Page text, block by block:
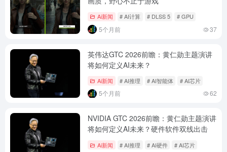
Ai新闻 # AI计算 # DLSS 5 # GPU
5个月前 37
英伟达GTC 2026前瞻：黄仁勋主题演讲
将如何定义AI未来？
Ai新闻 # AI推理 # AI智能体 # AI芯片
5个月前 62
NVIDIA GTC 2026前瞻：黄仁勋主题演讲
将如何定义AI未来？硬件软件双线出击
Ai新闻 # AI推理 # AI硬件 # AI芯片